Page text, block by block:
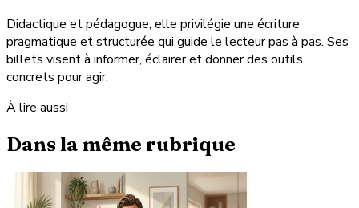
Didactique et pédagogue, elle privilégie une écriture
pragmatique et structurée qui guide le lecteur pas à pas. Ses
billets visent à informer, éclairer et donner des outils
concrets pour agir.
À lire aussi
Dans la même rubrique